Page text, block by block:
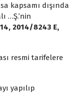
kapsamı dışında
…Ş.’nin
2014/8243 E,
resmi tarifelere
yapılıp